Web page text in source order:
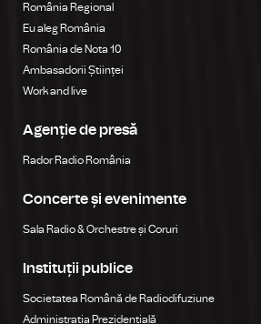
România Regional
Eu aleg România
România de Nota 10
Ambasadorii Științei
Work and live
Agenție de presă
Rador Radio România
Concerte și evenimente
Sala Radio & Orchestre și Coruri
Instituții publice
Societatea Română de Radiodifuziune
Administrația Prezidențială